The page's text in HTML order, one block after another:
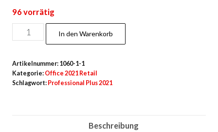
96 vorrätig
Professional
Plus
Retail
Neu
In den Warenkorb
Artikelnummer: 1060-1-1
Kategorie: Office 2021 Retail
Schlagwort: Professional Plus 2021
Beschreibung